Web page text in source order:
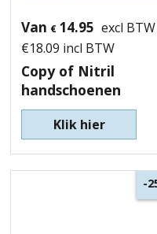
Van € 14.95 excl BTW
€18.09 incl BTW
Copy of Nitril
handschoenen
Klik hier
-